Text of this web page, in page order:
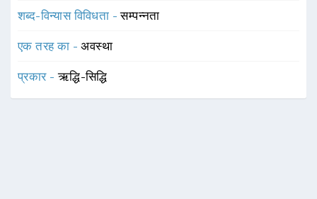
शब्द-विन्यास विविधता -सम्पन्नता
एक तरह का -अवस्था
प्रकार -ऋद्धि-सिद्धि